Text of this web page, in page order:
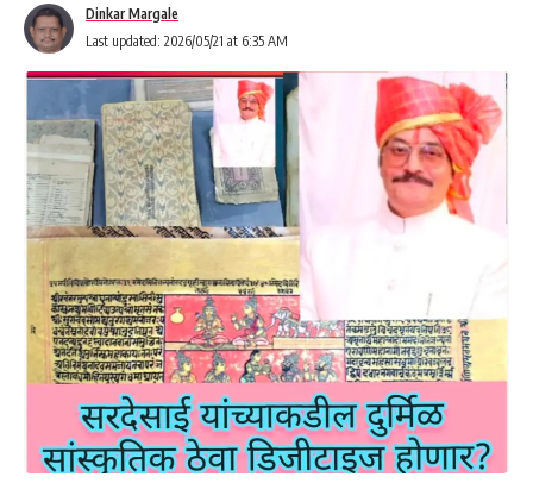
Last updated: 2026/05/21 at 6:35 AM
Dinkar Margale